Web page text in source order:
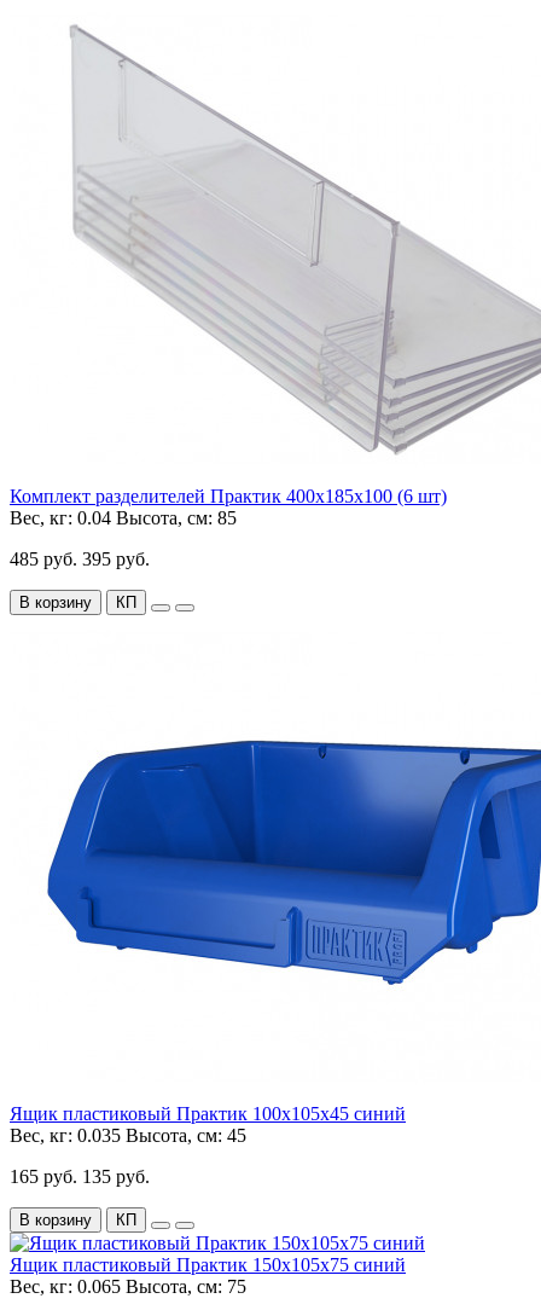
Комплект разделителей Практик 400x185x100 (6 шт)
Вес, кг: 0.04 Высота, см: 85
485 руб. 395 руб.
В корзину КП
Ящик пластиковый Практик 100х105х45 синий
Вес, кг: 0.035 Высота, см: 45
165 руб. 135 руб.
В корзину КП
Ящик пластиковый Практик 150х105х75 синий
Вес, кг: 0.065 Высота, см: 75